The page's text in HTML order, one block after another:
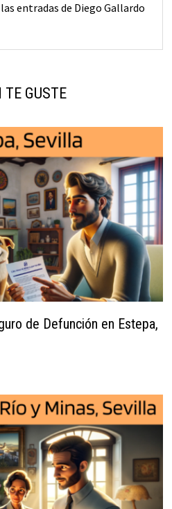
entradas de Diego Gallardo
TE GUSTE
de Defunción en Estepa,